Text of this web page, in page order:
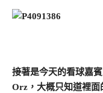
接著是今天的看球嘉
Orz，大概只知道裡面